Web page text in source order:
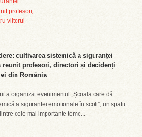
cultivarea sistemică a siguranței
reunit profesori, directori și decidenți
din România
a organizat evenimentul „Școala care dă
a siguranței emoționale în școli”, un spațiu
cele mai importante teme...